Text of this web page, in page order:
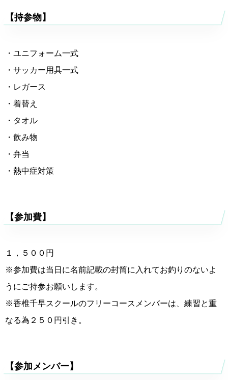
【持参物】
・ユニフォーム一式
・サッカー用具一式
・レガース
・着替え
・タオル
・飲み物
・弁当
・熱中症対策
【参加費】
１，５００円
※参加費は当日に名前記載の封筒に入れてお釣りのないよ
うにご持参お願いします。
※香椎千早スクールのフリーコースメンバーは、練習と重
なる為２５０円引き。
【参加メンバー】